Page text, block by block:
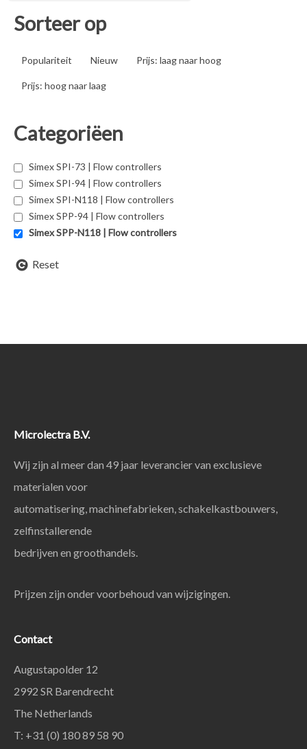
Sorteer op
Populariteit Nieuw Prijs: laag naar hoog
Prijs: hoog naar laag
Categoriëen
Simex SPI-73 | Flow controllers
Simex SPI-94 | Flow controllers
Simex SPI-N118 | Flow controllers
Simex SPP-94 | Flow controllers
Simex SPP-N118 | Flow controllers
Reset
Microlectra B.V.
Wij zijn al meer dan 49 jaar leverancier van exclusieve
materialen voor
automatisering, machinefabrieken, schakelkastbouwers,
zelfinstallerende
bedrijven en groothandels.
Prijzen zijn onder voorbehoud van wijzigingen.
Contact
Augustapolder 12
2992 SR Barendrecht
The Netherlands
T: +31 (0) 180 89 58 90